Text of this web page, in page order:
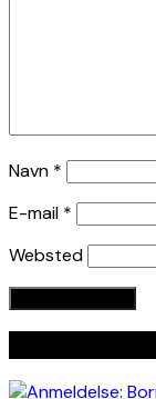
Navn *
E-mail *
Websted